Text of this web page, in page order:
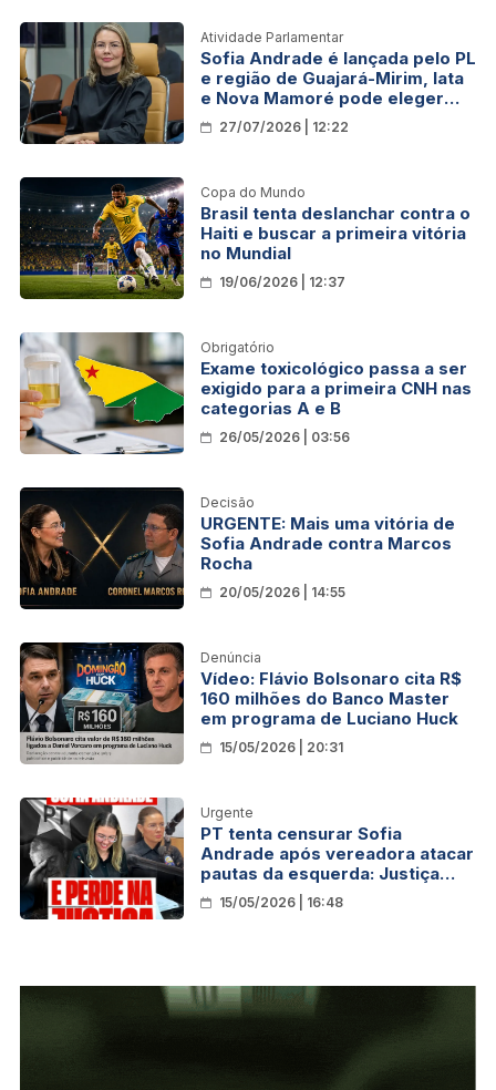
Atividade Parlamentar
Sofia Andrade é lançada pelo PL
e região de Guajará-Mirim, Iata
e Nova Mamoré pode eleger
sua primeira deputada federal
27/07/2026 | 12:22
Copa do Mundo
Brasil tenta deslanchar contra o
Haiti e buscar a primeira vitória
no Mundial
19/06/2026 | 12:37
Obrigatório
Exame toxicológico passa a ser
exigido para a primeira CNH nas
categorias A e B
26/05/2026 | 03:56
Decisão
URGENTE: Mais uma vitória de
Sofia Andrade contra Marcos
Rocha
20/05/2026 | 14:55
Denúncia
Vídeo: Flávio Bolsonaro cita R$
160 milhões do Banco Master
em programa de Luciano Huck
15/05/2026 | 20:31
Urgente
PT tenta censurar Sofia
Andrade após vereadora atacar
pautas da esquerda: Justiça
nega retirada imediata de vídeo
15/05/2026 | 16:48